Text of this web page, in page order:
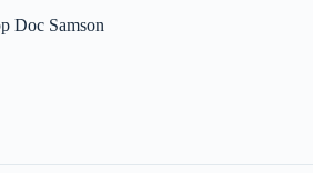
Doc Samson